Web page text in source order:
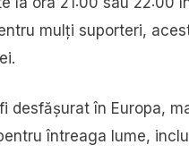
mulți suporteri,
desfășurat în Europa,
întreaga lume,